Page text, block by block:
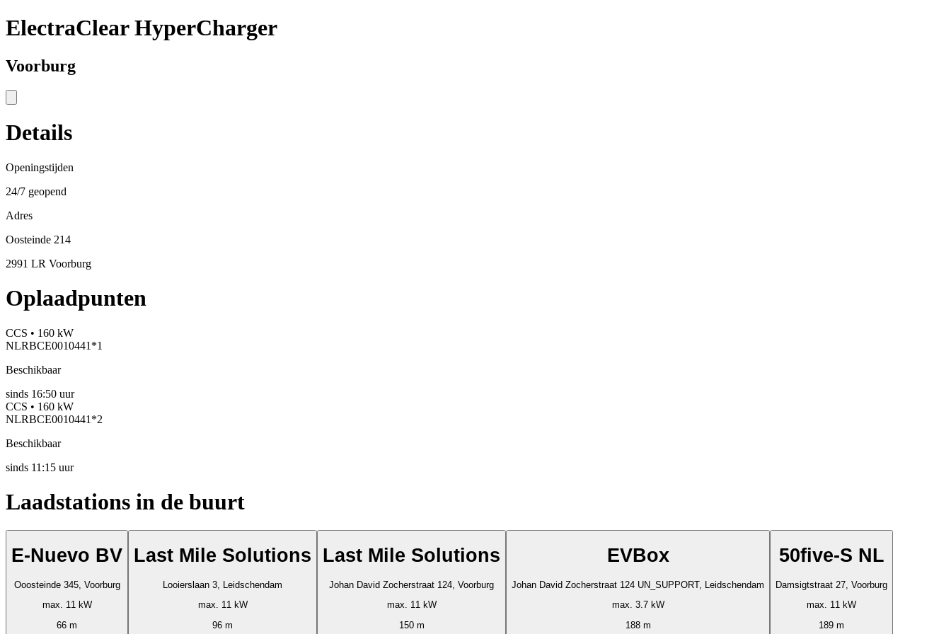
ElectraClear HyperCharger
Voorburg
Details
Openingstijden
24/7 geopend
Adres
Oosteinde 214
2991 LR Voorburg
Oplaadpunten
CCS • 160 kW
NLRBCE0010441*1
Beschikbaar
sinds 16:50 uur
CCS • 160 kW
NLRBCE0010441*2
Beschikbaar
sinds 11:15 uur
Laadstations in de buurt
E-Nuevo BV
Ooosteinde 345, Voorburg
max. 11 kW
66 m
Last Mile Solutions
Looierslaan 3, Leidschendam
max. 11 kW
96 m
Last Mile Solutions
Johan David Zocherstraat 124, Voorburg
max. 11 kW
150 m
EVBox
Johan David Zocherstraat 124 UN_SUPPORT, Leidschendam
max. 3.7 kW
188 m
50five-S NL
Damsigtstraat 27, Voorburg
max. 11 kW
189 m